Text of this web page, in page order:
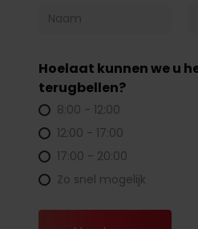
Hoelaat kunnen we u
terugbellen?
8:00 - 12:00
12:00 - 17:00
17:00 - 20:00
Zo snel mogelijk